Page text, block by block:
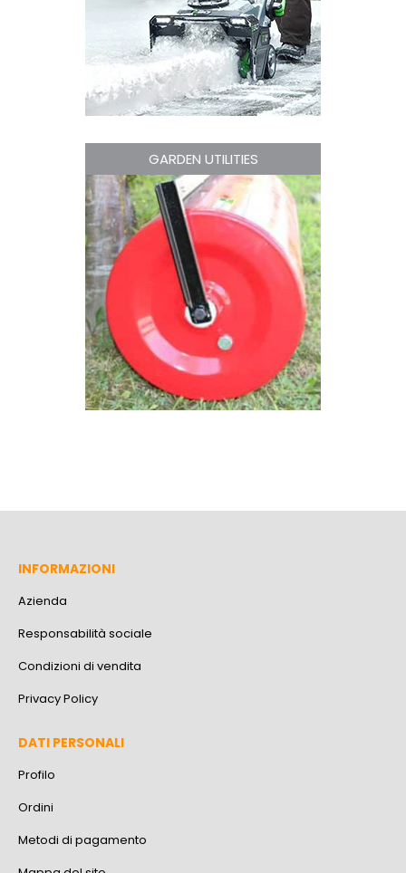
GARDEN UTILITIES
INFORMAZIONI
Azienda
Responsabilità sociale
Condizioni di vendita
Privacy Policy
DATI PERSONALI
Profilo
Ordini
Metodi di pagamento